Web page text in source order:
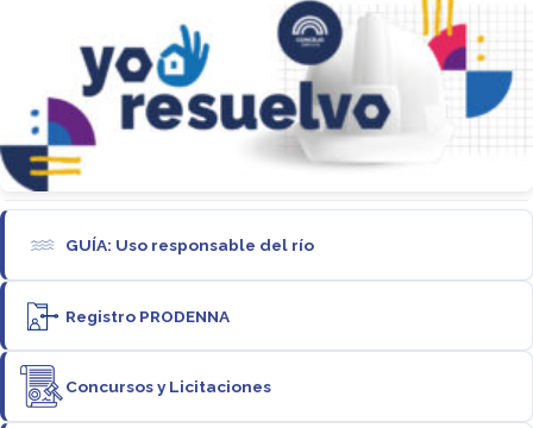
GUÍA: Uso responsable del río
Registro PRODENNA
Concursos y Licitaciones